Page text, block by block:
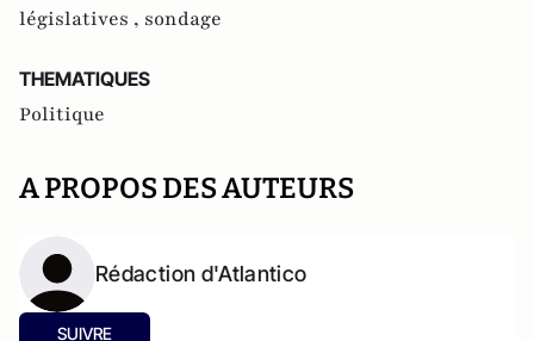
législatives , sondage
THEMATIQUES
Politique
A PROPOS DES AUTEURS
Rédaction d'Atlantico
SUIVRE